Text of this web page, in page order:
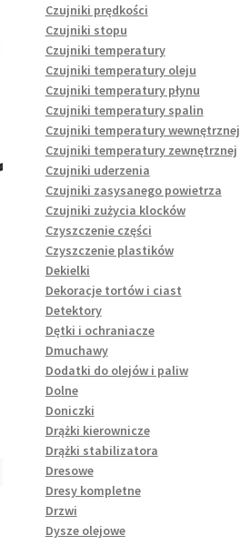
Czujniki prędkości
Czujniki stopu
Czujniki temperatury
Czujniki temperatury oleju
Czujniki temperatury płynu
Czujniki temperatury spalin
Czujniki temperatury wewnętrznej
Czujniki temperatury zewnętrznej
Czujniki uderzenia
Czujniki zasysanego powietrza
Czujniki zużycia klocków
Czyszczenie części
Czyszczenie plastików
Dekielki
Dekoracje tortów i ciast
Detektory
Dętki i ochraniacze
Dmuchawy
Dodatki do olejów i paliw
Dolne
Doniczki
Drążki kierownicze
Drążki stabilizatora
Dresowe
Dresy kompletne
Drzwi
Dysze olejowe